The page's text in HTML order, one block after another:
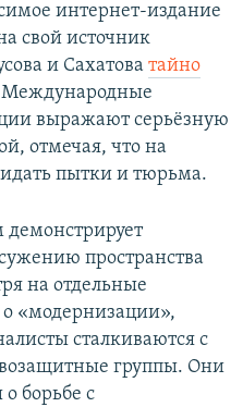
интернет-издание
свой источник
и Сахатова тайно
Международные
выражают серьёзную
отмечая, что на
пытки и тюрьма.
демонстрирует
пространства
на отдельные
«модернизации»,
сталкиваются с
группы. Они
борьбе с